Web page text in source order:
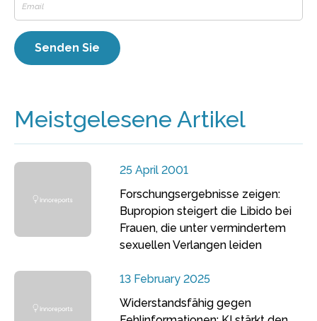
Meistgelesene Artikel
25 April 2001
Forschungsergebnisse zeigen:
Bupropion steigert die Libido bei
Frauen, die unter vermindertem
sexuellen Verlangen leiden
13 February 2025
Widerstandsfähig gegen